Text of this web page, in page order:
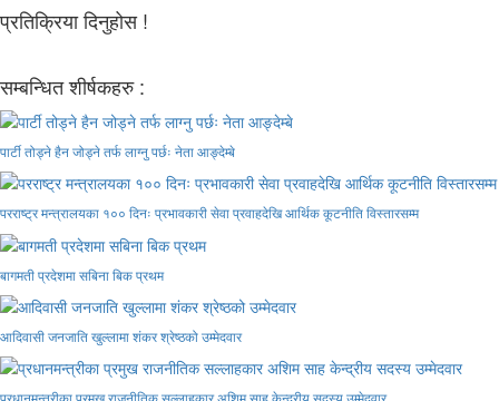
प्रतिक्रिया दिनुहोस !
सम्बन्धित शीर्षकहरु :
पार्टी तोड्ने हैन जोड्ने तर्फ लाग्नु पर्छः नेता आङ्देम्बे
परराष्ट्र मन्त्रालयका १०० दिनः प्रभावकारी सेवा प्रवाहदेखि आर्थिक कूटनीति विस्तारसम्म
बागमती प्रदेशमा सबिना बिक प्रथम
आदिवासी जनजाति खुल्लामा शंकर श्रेष्ठको उम्मेदवार